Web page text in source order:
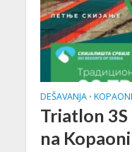
DEŠAVANJA •
Triatlon
na